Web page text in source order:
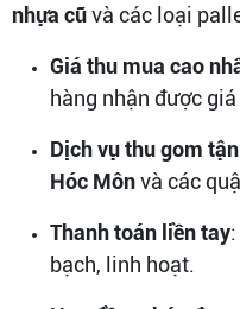
nhựa cũvà các loại
Giá thu mua cao
hàng nhận được
Dịch vụ thu gom
Hóc Mônvà các
Thanh toán liền tay
bạch, linh hoạt.